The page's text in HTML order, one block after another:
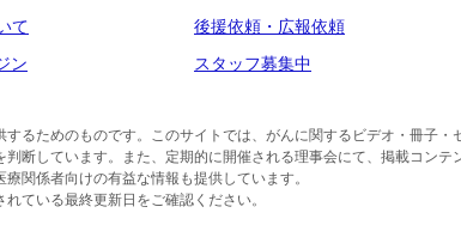
て
後援依頼・広報依頼
ン スタッフ募集中
るためのものです。このサイトでは、がんに関するビデオ・冊子・
断しています。また、定期的に開催される理事会にて、掲載コンテ
関係者向けの有益な情報も提供しています。
ている最終更新日をご確認ください。